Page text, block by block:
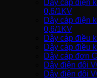
Dây cáp điện
0,6/1KV
Dây cáp điện
0,6/1KV
Dây cáp điều
Dây cáp điều
Dây cáp đơn
Dây điện đôi
Dây điện đôi